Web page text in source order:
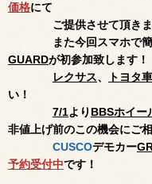
価格にて
ご提供させて頂きま
また今回スマホで
GUARDが初参加致します！
レクサス、 トヨタ車
い！
7/1より BBSホイー
非値上げ前のこの機会にご
CUSCOデモカー
予約受付中です！